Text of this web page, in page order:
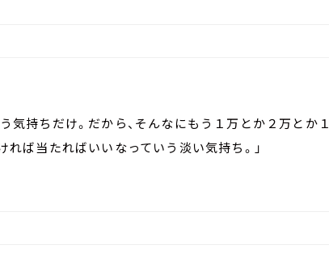
気持ちだけ。だから、そんなにもう１万とか２万とか１
れば当たればいいなっていう淡い気持ち。」